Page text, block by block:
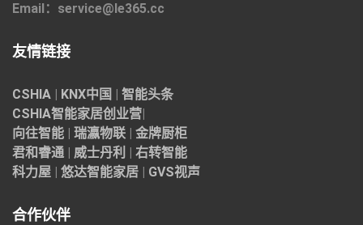
Email：service@le365.cc
友情链接
CSHIA KNX中国
智能头条
CSHIA智能家居创业营
向往智能
瑞瀛物联
金牌厨柜
君和睿通
威士丹利
右转智能
科力屋
悠达智能家居 GVS视声
合作伙伴